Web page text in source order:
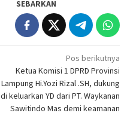
SEBARKAN
Pos berikutnya
Ketua Komisi 1 DPRD Provinsi
Lampung Hi.Yozi Rizal .SH, dukung
di keluarkan YD dari PT. Waykanan
Sawitindo Mas demi keamanan